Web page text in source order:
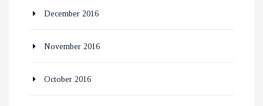
December 2016
November 2016
October 2016